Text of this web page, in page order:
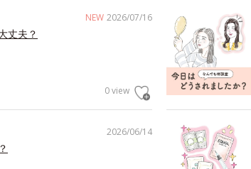
NEW 2026/07/16
丈夫？
0 view
2026/06/14